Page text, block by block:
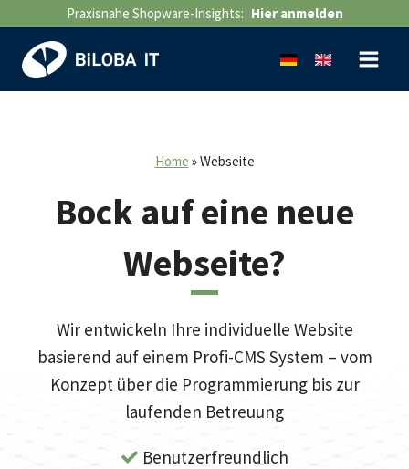
springen
Praxisnahe Shopware-Insights: Hier anmelden
Home »Webseite
Bock auf eine neue
Webseite?
Wir entwickeln Ihre individuelle Website
basierend auf einem Profi-CMS System – vom
Konzept über die Programmierung bis zur
laufenden Betreuung
Benutzerfreundlich